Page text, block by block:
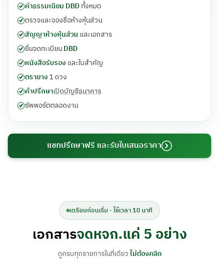
ค่าธรรมเนียม DBD ทั้งหมด
ตรวจและจองชื่อห้างหุ้นส่วน
สัญญาห้างหุ้นส่วนและเอกสาร
ยื่นจดทะเบียนDBD
หนังสือรับรอง และใบสำคัญ
ตรายาง 1 ดวง
คำปรึกษาเปิดบัญชีธนาคาร
ซัพพอร์ตตลอดงาน
แชทปรึกษาฟรี และรับใบเสนอราคา
เตรียมก่อนเริ่ม · ใช้เวลา 10 นาที
เอกสารจดหจก.แค่ 5 อย่าง
ดูครบทุกรายการในที่เดียวไม่ต้องคลิก